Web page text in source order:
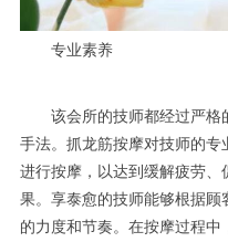
专业素养
该会所的技师都经过严格
手法。抓龙筋按摩对技师的
进行按摩，以达到缓解疲劳
果。享泰愈的技师能够根据
的力度和节奏。在按摩过程